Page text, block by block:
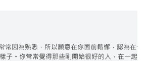
因為熟悉，所以願意在你面前鬆懈，認為在你身
。你常常覺得那些剛開始很好的人，在一起久